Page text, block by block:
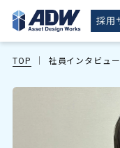
TOP 社員インタビュー